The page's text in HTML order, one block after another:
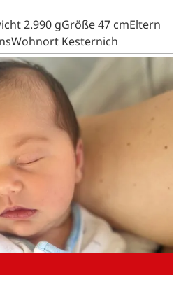
2.990 gGröße 47 cmEltern
Kesternich